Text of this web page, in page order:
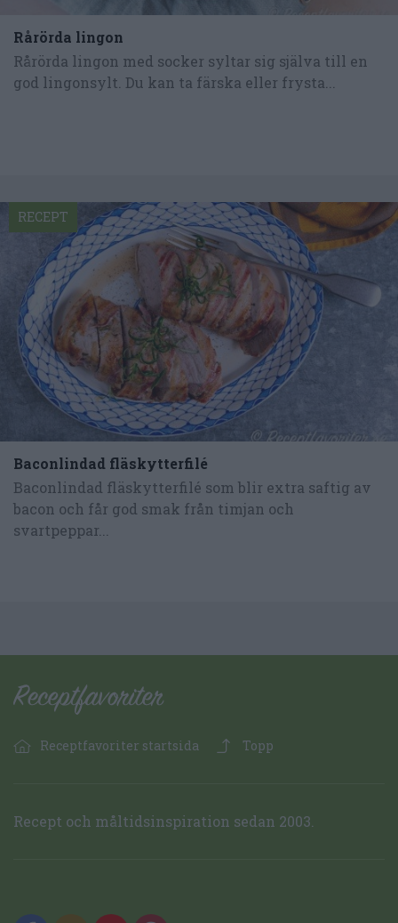
Rårörda lingon
Rårörda lingon med socker syltar sig själva till en
god lingonsylt. Du kan ta färska eller frysta...
Baconlindad fläskytterfilé
Baconlindad fläskytterfilé som blir extra saftig av
bacon och får god smak från timjan och
svartpeppar...
RECEPT
Receptfavoriter startsida Topp
Recept och måltidsinspiration sedan 2003.